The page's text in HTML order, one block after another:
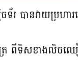
ានវាយប្រហារនៅ
រ ពីទិសខាងលិចឈ